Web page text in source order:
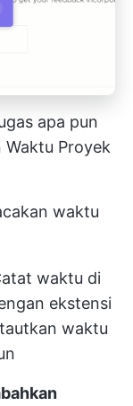
apa pun
Waktu Proyek
waktu
waktu di
ekstensi
waktu